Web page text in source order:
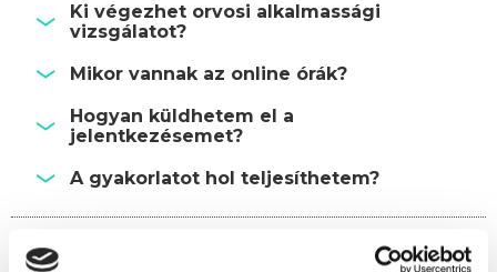
Ki végezhet orvosi alkalmassági
vizsgálatot?
Mikor vannak az online órák?
Hogyan küldhetem el a
jelentkezésemet?
A gyakorlatot hol teljesíthetem?
Képzésszervező